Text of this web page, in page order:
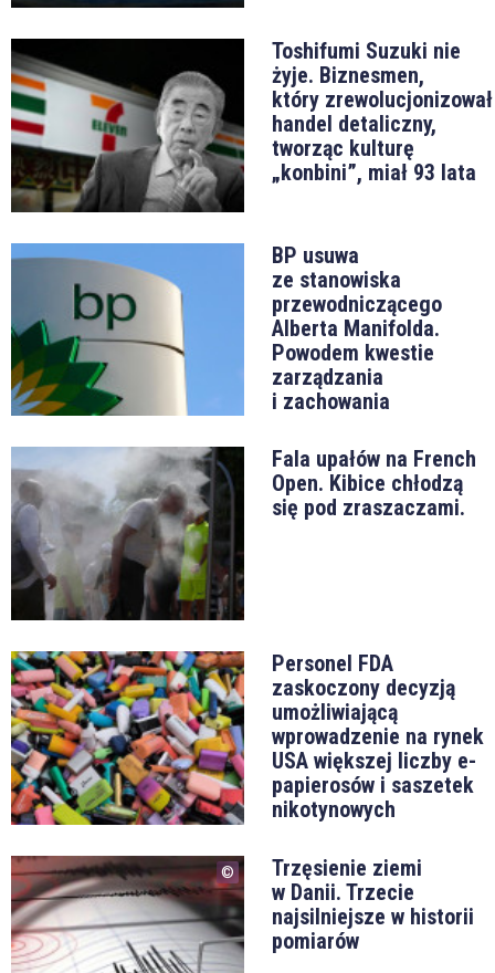
Toshifumi Suzuki nie
żyje. Biznesmen,
który zrewolucjonizował
handel detaliczny,
tworząc kulturę
„konbini”, miał 93 lata
BP usuwa
ze stanowiska
przewodniczącego
Alberta Manifolda.
Powodem kwestie
zarządzania
i zachowania
Fala upałów na French
Open. Kibice chłodzą
się pod zraszaczami.
Personel FDA
zaskoczony decyzją
umożliwiającą
wprowadzenie na rynek
USA większej liczby e-
papierosów i saszetek
nikotynowych
Trzęsienie ziemi
w Danii. Trzecie
najsilniejsze w historii
pomiarów